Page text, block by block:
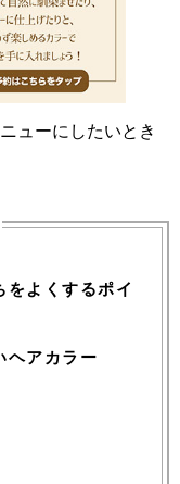
ューにしたいとき
をよくするポイ
ヘアカラー